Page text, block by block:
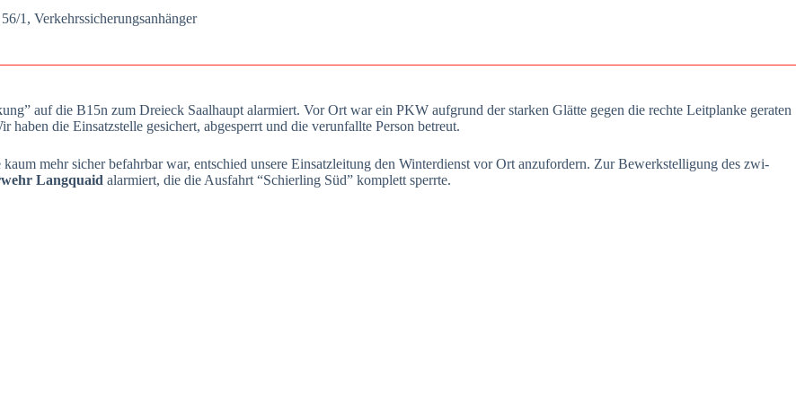
1, Ver­kehrs­si­che­rungs­an­hän­ger
auf die B15n zum Drei­eck Saal­haupt alar­miert. Vor Ort war ein PKW auf­grund der star­ken Glät­te gegen die rech­te Leit­plan­ke gera­ten
die Ein­satz­stel­le gesi­chert, abge­sperrt und die ver­un­fall­te Per­son betreut.
mehr sicher befahr­bar war, ent­schied unse­re Ein­satz­lei­tung den Win­ter­dienst vor Ort anzu­for­dern. Zur Bewerk­stel­li­gung des zwi­
Lang­quaid alar­miert, die die Aus­fahrt “Schier­ling Süd” kom­plett sperr­te.